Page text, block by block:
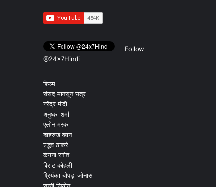
Follow
@24x7Hindi
फ़िल्म
संसद मानसून सत्र
नरेंद्र मोदी
अनुष्का शर्मा
एलोन मस्क
शाहरुख खान
उद्धव ठाकरे
कंगना रनौत
विराट कोहली
प्रियंका चोपड़ा जोनास
सन्नी लियोन